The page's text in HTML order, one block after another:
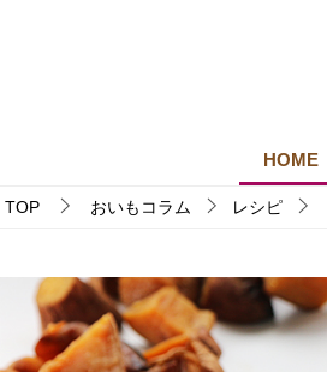
HOME
TOP おいもコラム レシピ